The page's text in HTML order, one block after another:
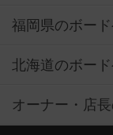
福岡県のボー
北海道のボー
オーナー・店